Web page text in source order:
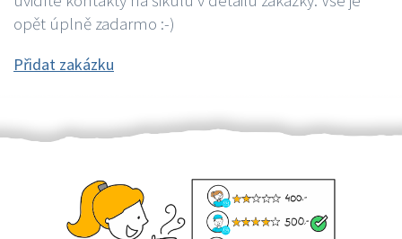
opět úplně zadarmo :-)
Přidat zakázku